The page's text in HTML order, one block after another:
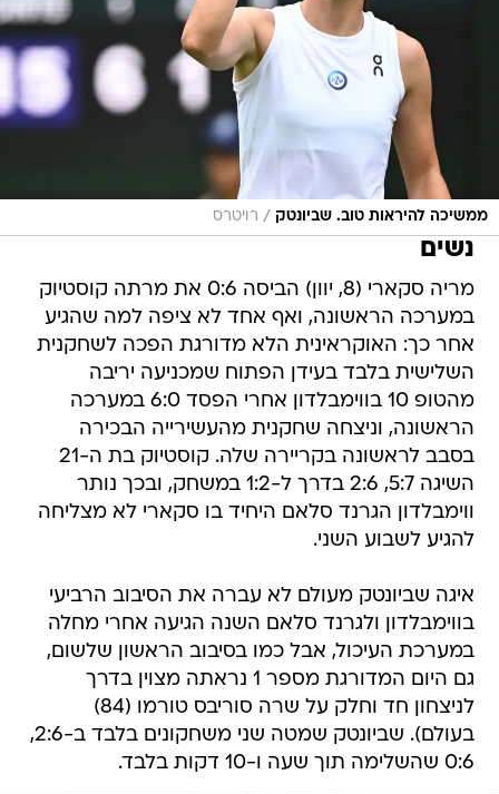
ממשיכה להיראות טוב. שביונטק / רויטרס
נשים
מריה סקארי (8, יוון) הביסה 0:6 את מרתה קוסטיוק
במערכה הראשונה, ואף אחד לא ציפה למה שהגיע
אחר כך: האוקראינית הלא מדורגת הפכה לשחקנית
השלישית בלבד בעידן הפתוח שמכניעה יריבה
מהטופ 10 בווימבלדון אחרי הפסד 6:0 במערכה
הראשונה, וניצחה שחקנית מהעשירייה הבכירה
בסבב לראשונה בקריירה שלה. קוסטיוק בת ה-21
השיגה 5:7, 2:6 בדרך ל-1:2 במשחק, ובכך נותר
ווימבלדון הגרנד סלאם היחיד בו סקארי לא מצליחה
להגיע לשבוע השני.
איגה שביונטק מעולם לא עברה את הסיבוב הרביעי
בווימבלדון ולגרנד סלאם השנה הגיעה אחרי מחלה
במערכת העיכול, אבל כמו בסיבוב הראשון שלשום,
גם היום המדורגת מספר 1 נראתה מצוין בדרך
לניצחון חד וחלק על שרה סוריבס טורמו (84)
בעולם). שביונטק שמטה שני משחקונים בלבד ב-2:6,
0:6 שהשלימה תוך שעה ו-10 דקות בלבד.